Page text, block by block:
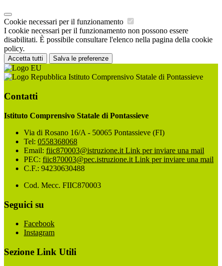
Cookie necessari per il funzionamento
I cookie necessari per il funzionamento non possono essere
disabilitati. È possibile consultare l'elenco nella pagina della cookie
policy.
Accetta tutti Salva le preferenze
Istituto Comprensivo Statale di Pontassieve
Contatti
Istituto Comprensivo Statale di Pontassieve
Via di Rosano 16/A - 50065 Pontassieve (FI)
Tel: 0558368068
Email: fiic870003@istruzione.it Link per inviare una mail
PEC: fiic870003@pec.istruzione.it Link per inviare una mail
C.F.: 94230630488
Cod. Mecc. FIIC870003
Seguici su
Facebook
Instagram
Sezione Link Utili